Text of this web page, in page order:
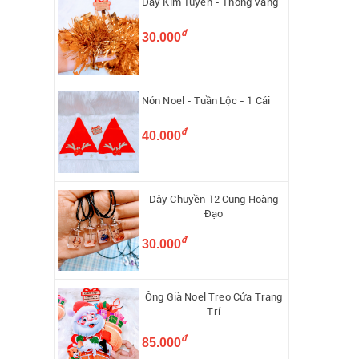
30.000đ
Nón Noel - Tuần Lộc - 1 Cái
40.000đ
Dây Chuyền 12 Cung Hoàng
Đạo
30.000đ
Ông Già Noel Treo Cửa Trang
Trí
85.000đ